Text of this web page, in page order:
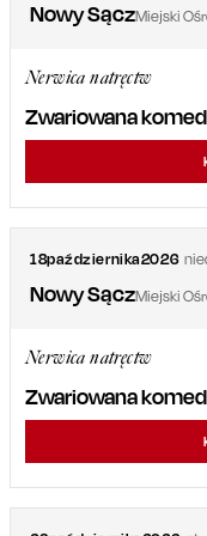
Nowy SączMiejski
Nerwica natręctw
Zwariowana
18października2026
Nowy SączMiejski
Nerwica natręctw
Zwariowana